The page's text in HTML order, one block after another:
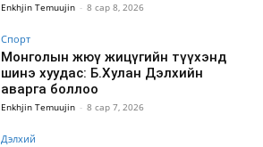
Enkhjin Temuujin - 8 сар 8, 2026
Спорт
Монголын жюү жицүгийн түүхэнд
шинэ хуудас: Б.Хулан Дэлхийн
аварга боллоо
Enkhjin Temuujin - 8 сар 7, 2026
Дэлхий